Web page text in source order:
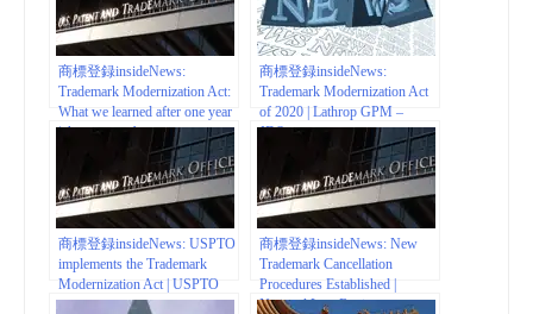
商標登録insideNews:
Trademark Modernization Act:
What we learned after one year
| thompsoncoburn.com
商標登録insideNews:
Trademark Modernization Act
of 2020 | Lathrop GPM –
JDSupra
商標登録insideNews: USPTO
implements the Trademark
Modernization Act | USPTO
商標登録insideNews: New
Trademark Cancellation
Procedures Established |
National Law Review